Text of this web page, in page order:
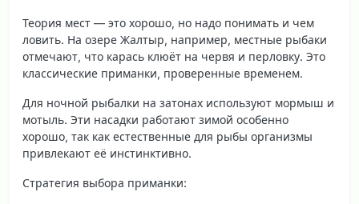
Теория мест — это хорошо, но надо понимать и чем
ловить. На озере Жалтыр, например, местные рыбаки
отмечают, что карась клюёт на червя и перловку. Это
классические приманки, проверенные временем.
Для ночной рыбалки на затонах используют мормыш и
мотыль. Эти насадки работают зимой особенно
хорошо, так как естественные для рыбы организмы
привлекают её инстинктивно.
Стратегия выбора приманки: